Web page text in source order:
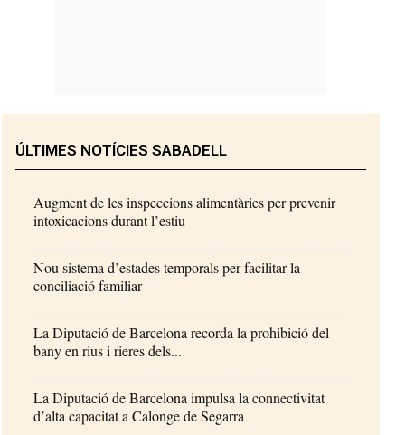
ÚLTIMES NOTÍCIES SABADELL
Augment de les inspeccions alimentàries per prevenir
intoxicacions durant l’estiu
Nou sistema d’estades temporals per facilitar la
conciliació familiar
La Diputació de Barcelona recorda la prohibició del
bany en rius i rieres dels...
La Diputació de Barcelona impulsa la connectivitat
d’alta capacitat a Calonge de Segarra